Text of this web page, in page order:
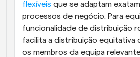
flexíveis que se adaptam
processos de negócio. Para
funcionalidade de distribuição
facilita a distribuição equitativa
os membros da equipa